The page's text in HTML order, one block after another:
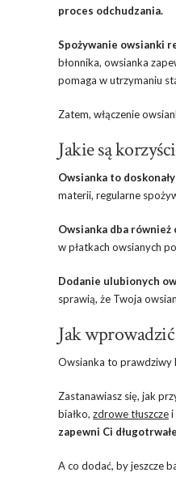
proces odchudzania.
Spożywanie owsianki
błonnika, owsianka
pomaga w utrzymaniu
Zatem, włączenie
Jakie są
Owsianka to
materii, regularne
Owsianka dba
w płatkach owsianych
Dodanie ulubionych
sprawią, że Twoja
Jak
Owsianka to prawdziwy
Zastanawiasz się, jak
białko, zdrowe tłuszczei
zapewni Ci
A co dodać, by jeszcze